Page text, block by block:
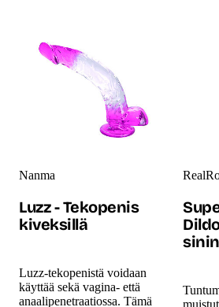
Nanma
Luzz - Tekopenis
kiveksillä
Luzz-tekopenistä voidaan
käyttää sekä vagina- että
anaalipenetraatiossa. Tämä